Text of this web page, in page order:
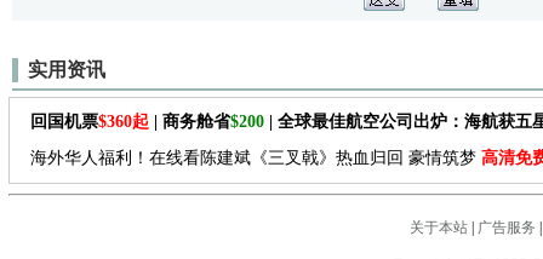
实用资讯
回国机票$360起 | 商务舱省$200 | 全球最佳航空公司出炉：海航获五
海外华人福利！在线看陈建斌《三叉戟》热血归回 豪情筑梦 高清免
关于本站| 广告服务